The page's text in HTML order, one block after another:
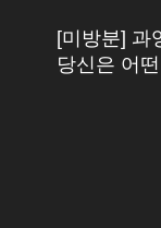
[미방분] 과
당신은 어